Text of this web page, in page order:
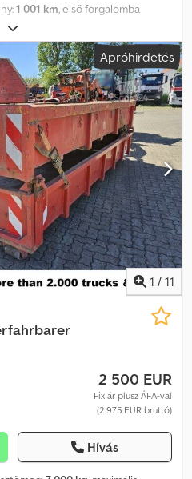
1 001 km, első forgalomba
egyéb
Akwsha Felépítmény: Nyitott
a gyártási év nem állapítható
GARANCIA
értékesítés és tévedések jogát
Apróhirdetés
1 / 11
2 500 EUR
Fix ár plusz ÁFA-val
(2 975 EUR bruttó)
Hívás